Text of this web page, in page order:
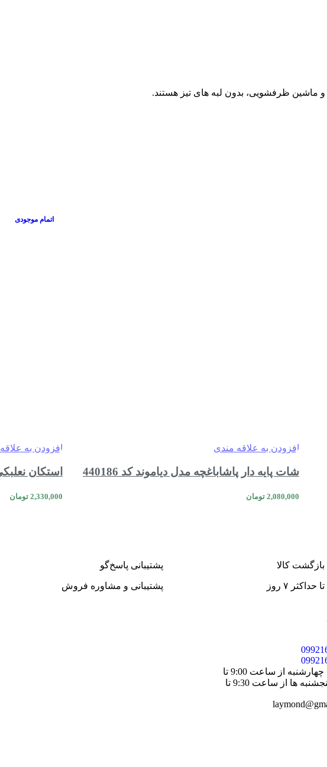
افزودن به علاقه مندی
شات پایه دار پاشاباغچه مدل دیاموند کد 440186
2,080,000 تومان
اتمام موجودی
افزودن به
استکان
2,330,000 تومان
کالا
۷ روز
پشتیبانی پاسخ‌گو
پشتیبانی و مشاوره فروش
شنبه تا چهارشنبه از ساعت 9:00 تا
20:000/ پنجشنبه ها از ساعت 9:30 تا